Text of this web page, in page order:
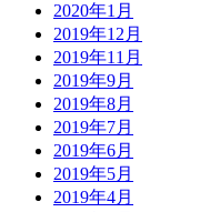
2020年1月
2019年12月
2019年11月
2019年9月
2019年8月
2019年7月
2019年6月
2019年5月
2019年4月